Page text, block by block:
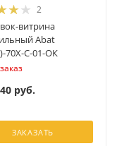
2
витрина
Abat
70Х-С-01-ОК
руб.
ЗАКАЗАТЬ